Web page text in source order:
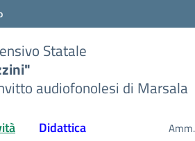
Statale
audiofonolesi di Marsala
Didattica